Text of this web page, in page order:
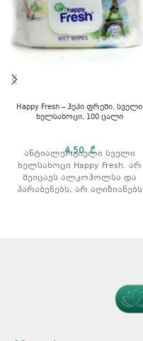
Happy Fresh – ჰეპი ფრეში, სველი
ხელსახოცი, 100 ცალი
4,50₾
ანტიალერგიული სველი
ხელსახოცი Happy Fresh. არ
შეიცავს ალკოჰოლსა და
პარაბენებს, არ აღიზიანებს